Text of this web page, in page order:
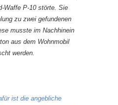
Waffe P-10 störte. Sie
zu zwei gefundenen
musste im Nachhinein
aus dem Wohnmobil
werden.
ist die angebliche